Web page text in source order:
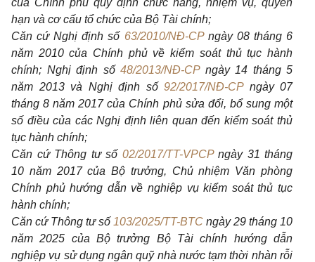
của Chính phủ quy định chức năng, nhiệm vụ, quyền
hạn và cơ cấu tổ chức của Bộ Tài chính;
Căn cứ Nghị định số 63/2010/NĐ-CPngày 08 tháng 6
năm 2010 của Chính phủ về kiểm soát thủ tục hành
chính; Nghị định số 48/2013/NĐ-CPngày 14 tháng 5
năm 2013 và Nghị định số 92/2017/NĐ-CPngày 07
tháng 8 năm 2017 của Chính phủ sửa đổi, bổ sung một
số điều của các Nghị định liên quan đến kiểm soát thủ
tục hành chính;
Căn cứ Thông tư số 02/2017/TT-VPCPngày 31 tháng
10 năm 2017 của Bộ trưởng, Chủ nhiệm Văn phòng
Chính phủ hướng dẫn về nghiệp vụ kiểm soát thủ tục
hành chính;
Căn cứ Thông tư số 103/2025/TT-BTC ngày 29 tháng 10
năm 2025 của Bộ trưởng Bộ Tài chính hướng dẫn
nghiệp vụ sử dụng ngân quỹ nhà nước tạm thời nhàn rỗi